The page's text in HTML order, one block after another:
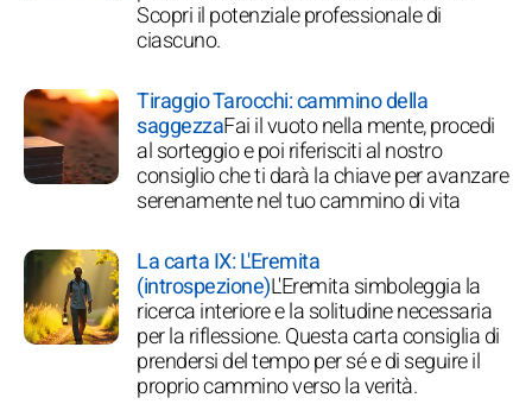
Scopri il potenziale professionale di
ciascuno.
Tiraggio Tarocchi: cammino della
saggezzaFai il vuoto nella mente, procedi
al sorteggio e poi riferisciti al nostro
consiglio che ti darà la chiave per avanzare
serenamente nel tuo cammino di vita
La carta IX: L'Eremita
(introspezione)L'Eremita simboleggia la
ricerca interiore e la solitudine necessaria
per la riflessione. Questa carta consiglia di
prendersi del tempo per sé e di seguire il
proprio cammino verso la verità.